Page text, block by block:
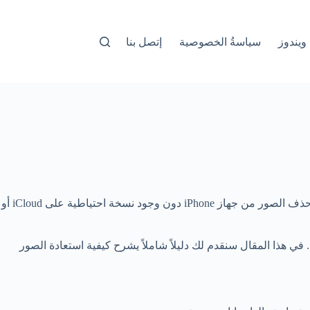
ويندوز سياسةُ الخصوصية إتصل بنا
فقدان الصور من الهاتف أمر مزعج للغاية، خاصة إذا كانت هذه الصور تحمل ذكريات مهمة أو لحظات لا يمكن تعويضها. ويزداد القلق عندما يتم حذف الصور من جهاز iPhone دون وجود نسخة احتياطية على iCloud أو
هذا المقال سنقدم لك دليلاً شاملاً يشرح كيفية استعادة الصور